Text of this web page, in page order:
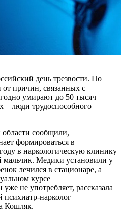
день трезвости. По
причин, связанных с
умирают до 50 тысяч
– люди трудоспособного
сообщили,
формироваться в
в наркологическую клинику
мальчик. Медики установили у
лечился в стационаре, а
курсе
не употребляет, рассказала
нарколог
Кошляк.